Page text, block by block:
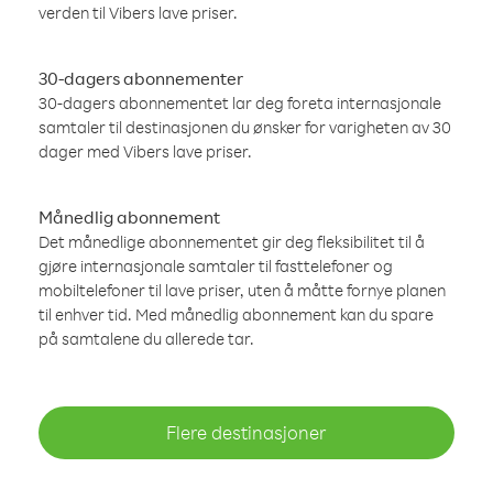
verden til Vibers lave priser.
30-dagers abonnementer
30-dagers abonnementet lar deg foreta internasjonale
samtaler til destinasjonen du ønsker for varigheten av 30
dager med Vibers lave priser.
Månedlig abonnement
Det månedlige abonnementet gir deg fleksibilitet til å
gjøre internasjonale samtaler til fasttelefoner og
mobiltelefoner til lave priser, uten å måtte fornye planen
til enhver tid. Med månedlig abonnement kan du spare
på samtalene du allerede tar.
Flere destinasjoner